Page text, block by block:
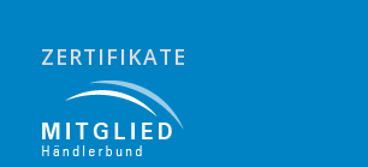
ZERTIFIKATE